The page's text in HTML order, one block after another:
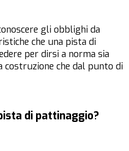
gli obblighi da
che una pista di
per dirsi a norma sia
che dal punto di
di pattinaggio?